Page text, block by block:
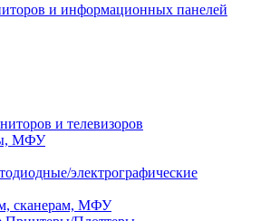
и информационных панелей
и телевизоров
МФУ
электрографические
сканерам, МФУ